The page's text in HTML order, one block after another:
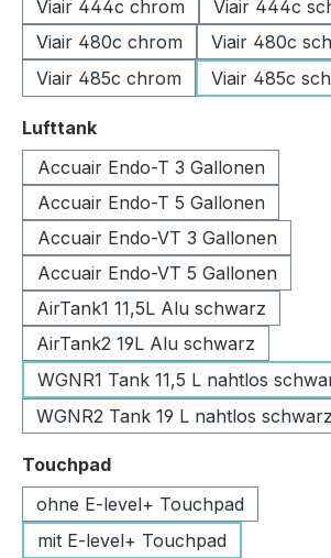
Viair 444c chrom
Viair 444c
Viair 480c chrom
Viair 480c
Viair 485c chrom
Viair 485c
Lufttankauswählen
Accuair Endo-T 3 Gallonen
Accuair Endo-T 5 Gallonen
Accuair Endo-VT 3 Gallonen
Accuair Endo-VT 5 Gallonen
AirTank1 11,5L Alu schwarz
AirTank2 19L Alu schwarz
WGNR1 Tank 11,5 L nahtlos
WGNR2 Tank 19 L nahtlos
Touchpadauswählen
ohne E-level+ Touchpad
mit E-level+ Touchpad